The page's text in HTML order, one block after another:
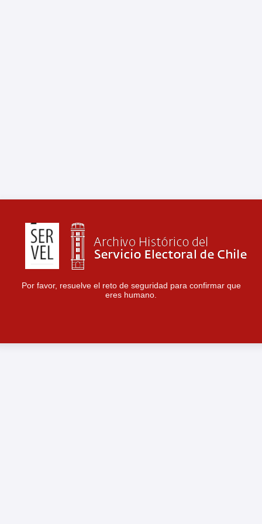
Por favor, resuelve el reto de seguridad para confirmar que
eres humano.